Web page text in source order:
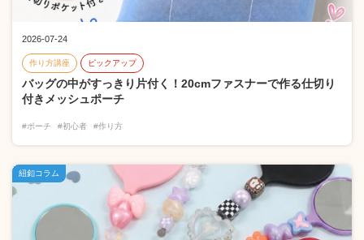
2026-07-24
作り方講座 ピックアップ
バッグの中がすっきり片付く！20cmファスナーで作る仕切り
付きメッシュポーチ
#ポーチ #初心者 #作り方
紐釦コラム